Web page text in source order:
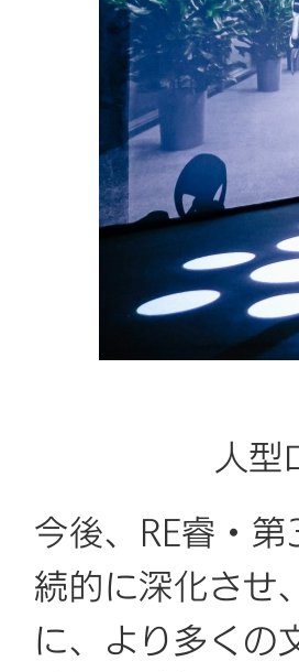
人型
今後、RE睿・
続的に深化させ
に、より多くの